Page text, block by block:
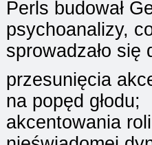
Perls budował
psychoanalizy,
sprowadzało się
przesunięcia
na popęd głodu;
akcentowania